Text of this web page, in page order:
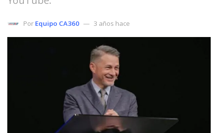
Por Equipo CA360 3 años hace